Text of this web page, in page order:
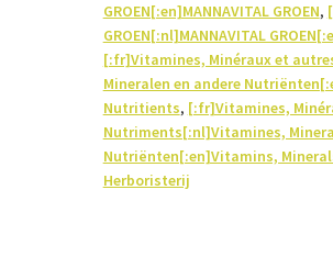
GROEN[:en]MANNAVITAL GROEN,
GROEN[:nl]MANNAVITAL
[:fr]Vitamines, Minéraux et
Mineralen en andere
Nutritients, [:fr]Vitamines,
Nutriments[:nl]Vitamines,
Nutriënten[:en]Vitamins,
Herboristerij